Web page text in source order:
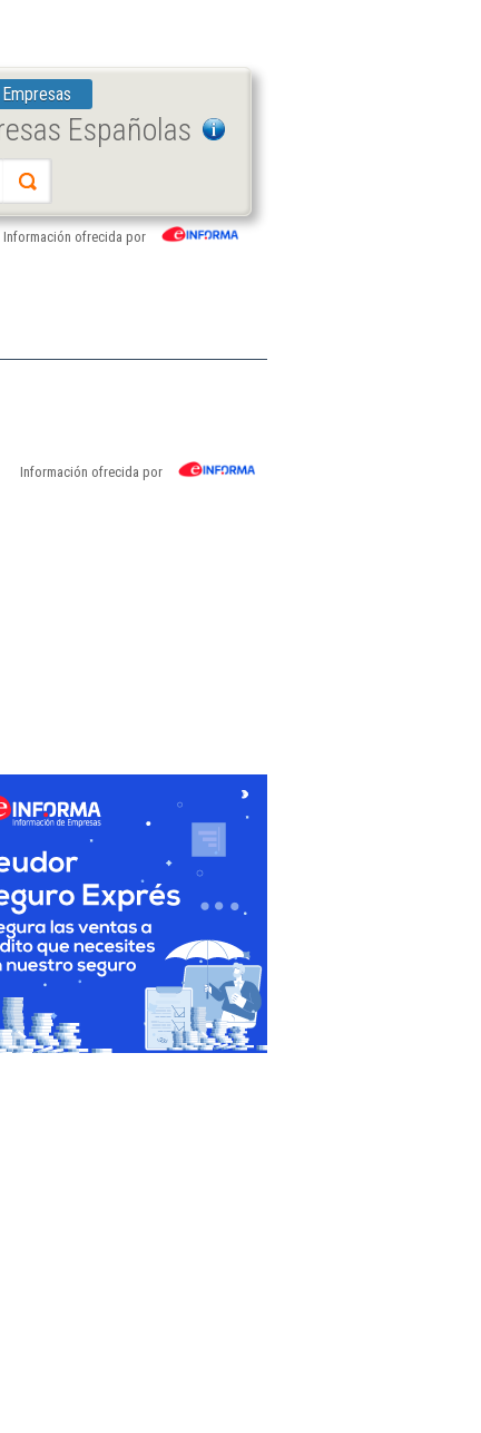
Españolas
Información ofrecida por
Información ofrecida por